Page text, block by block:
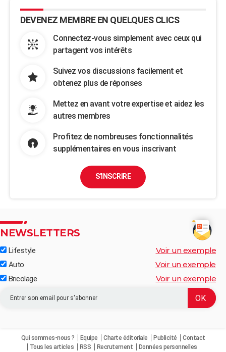
DEVENEZ MEMBRE EN QUELQUES CLICS
Connectez-vous simplement avec ceux qui
partagent vos intérêts
Suivez vos discussions facilement et
obtenez plus de réponses
Mettez en avant votre expertise et aidez les
autres membres
Profitez de nombreuses fonctionnalités
supplémentaires en vous inscrivant
S'INSCRIRE
NEWSLETTERS
Lifestyle Voir un exemple
Auto Voir un exemple
Bricolage Voir un exemple
Qui sommes-nous ? Equipe Charte éditoriale Publicité
Contact
Tous les articles
RSS Recrutement Données personnelles